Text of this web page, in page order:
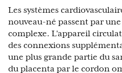
Les systèmes
nouveau-né passent par
complexe. L'appareil
des connexions
une plus grande partie du
du placenta par le cordon